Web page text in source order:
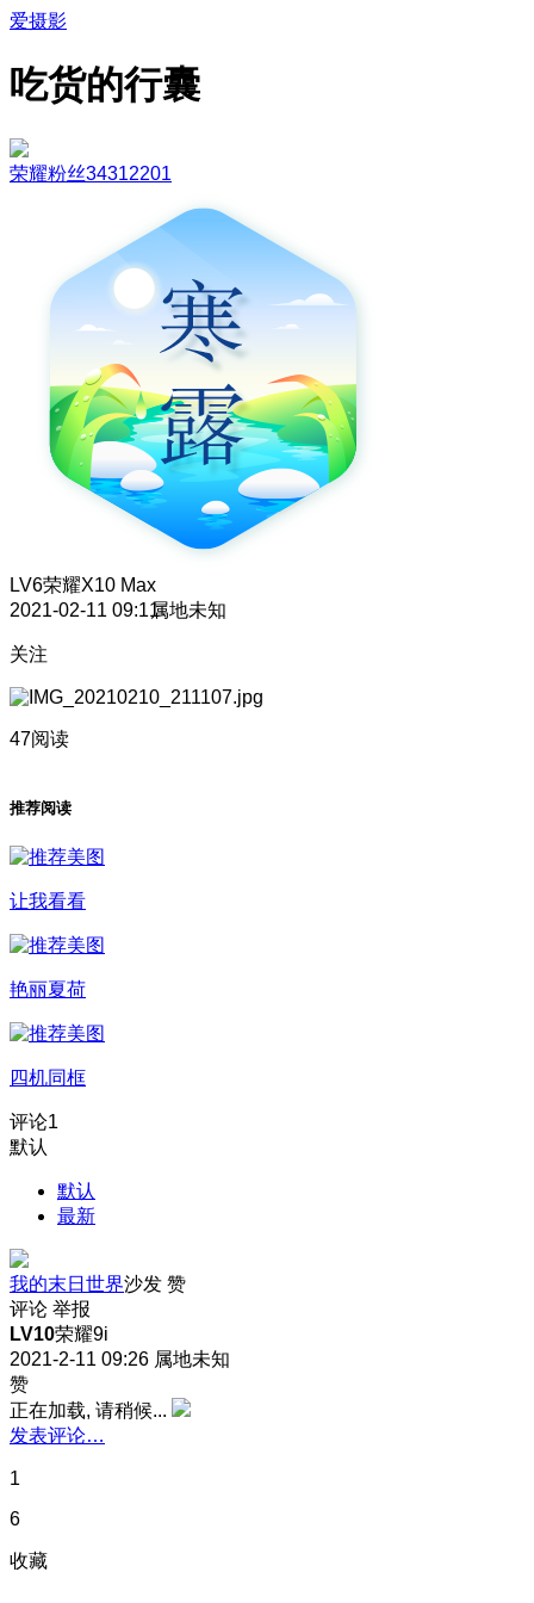
爱摄影
吃货的行囊
荣耀粉丝34312201
LV6荣耀X10 Max
2021-02-11 09:11属地未知
关注
47阅读
推荐阅读
让我看看
艳丽夏荷
四机同框
评论1
默认
默认
最新
我的末日世界沙发 赞
评论 举报
LV10荣耀9i
2021-2-11 09:26 属地未知
赞
正在加载, 请稍候...
发表评论…
1
6
收藏